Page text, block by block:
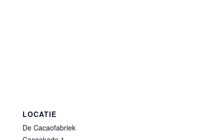
LOCATIE
De Cacaofabriek